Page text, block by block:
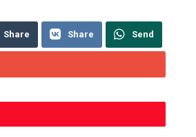
Share Share Send